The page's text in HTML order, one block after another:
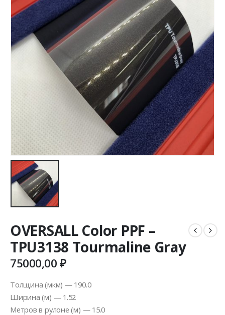
OVERSALL Color PPF –
TPU3138 Tourmaline Gray
75000,00₽
Толщина (мкм) — 190.0
Ширина (м) — 1.52
Метров в рулоне (м) — 15.0